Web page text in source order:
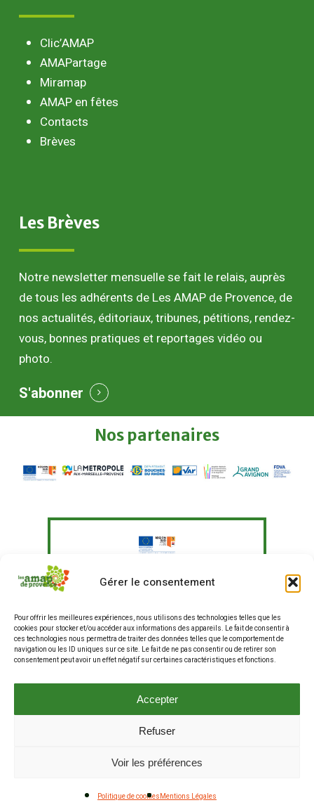
Gérer le consentement
Pour offrir les meilleures expériences, nous utilisons des technologies telles que les
cookies pour stocker et/ou accéder aux informations des appareils. Le fait de consentir à
ces technologies nous permettra de traiter des données telles que le comportement de
navigation ou les ID uniques sur ce site. Le fait de ne pas consentir ou de retirer son
consentement peut avoir un effet négatif sur certaines caractéristiques et fonctions.
Accepter
Refuser
Voir les préférences
Politique de cookiesMentions Légales
Clic’AMAP
AMAPartage
Miramap
AMAP en fêtes
Contacts
Brèves
Les Brèves
Notre newsletter mensuelle se fait le relais, auprès
de tous les adhérents de Les AMAP de Provence, de
nos actualités, éditoriaux, tribunes, pétitions, rendez-
vous, bonnes pratiques et reportages vidéo ou
photo.
S'abonner
Nos partenaires
Le Fonds Européen Agricole pour le
d'actions visant à "Agir pour une
alimentation plus durable en
entreprises et restauration hors
domicile, et renforcer les liens entre
La production de ce site internet a fait
partie de ce programme.
© 2025 Les AMAP de Provence . Tous droits réservés .